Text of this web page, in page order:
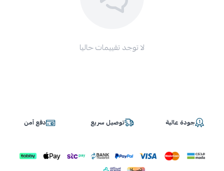
لا توجد تقييمات حاليا
جودة عالية توصيل سريع دفع آمن